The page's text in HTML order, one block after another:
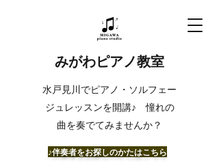
みがわピアノ教室
​水戸見川でピアノ・ソルフェー
ジュレッスンを開講♪ 憧れの
曲を奏でてみませんか？
​♪伴奏者をお探しのかたはこちら